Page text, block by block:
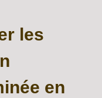
les
en